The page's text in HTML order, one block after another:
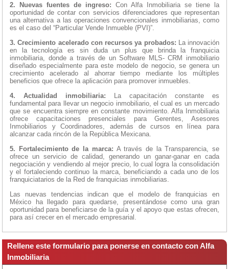
2. Nuevas fuentes de ingreso: Con Alfa Inmobiliaria se tiene la
oportunidad de contar con servicios diferenciadores que representan
una alternativa a las operaciones convencionales inmobiliarias, como
es el caso del “Particular Vende Inmueble (PVI)”.
3. Crecimiento acelerado con recursos ya probados: La innovación
en la tecnología es sin duda un plus que brinda la franquicia
inmobiliaria, donde a través de un Software MLS- CRM inmobiliario
diseñado especialmente para este modelo de negocio, se genera un
crecimiento acelerado al ahorrar tiempo mediante los múltiples
beneficios que ofrece la aplicación para promover inmuebles.
4. Actualidad inmobiliaria: La capacitación constante es
fundamental para llevar un negocio inmobiliario, el cual es un mercado
que se encuentra siempre en constante movimiento. Alfa Inmobiliaria
ofrece capacitaciones presenciales para Gerentes, Asesores
Inmobiliarios y Coordinadores, además de cursos en línea para
alcanzar cada rincón de la República Mexicana.
5. Fortalecimiento de la marca: A través de la Transparencia, se
ofrece un servicio de calidad, generando un ganar-ganar en cada
negociación y vendiendo al mejor precio, lo cual logra la consolidación
y el fortaleciendo continuo la marca, beneficiando a cada uno de los
franquiciatarios de la Red de franquicias inmobiliarias.
Las nuevas tendencias indican que el modelo de franquicias en
México ha llegado para quedarse, presentándose como una gran
oportunidad para beneficiarse de la guía y el apoyo que estas ofrecen,
para así crecer en el mercado empresarial.
Rellene este formulario para ponerse en contacto con Alfa
Inmobiliaria